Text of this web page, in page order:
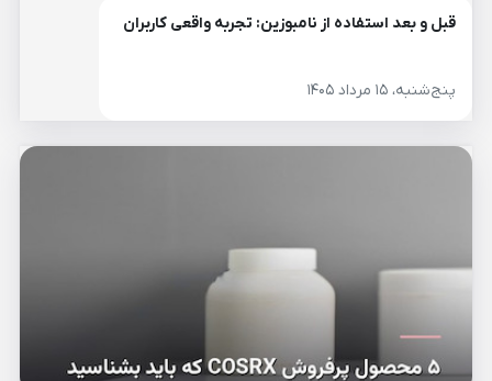
قبل و بعد استفاده از نامبوزین: تجربه واقعی کاربران
پنج‌شنبه، ۱۵ مرداد ۱۴۰۵